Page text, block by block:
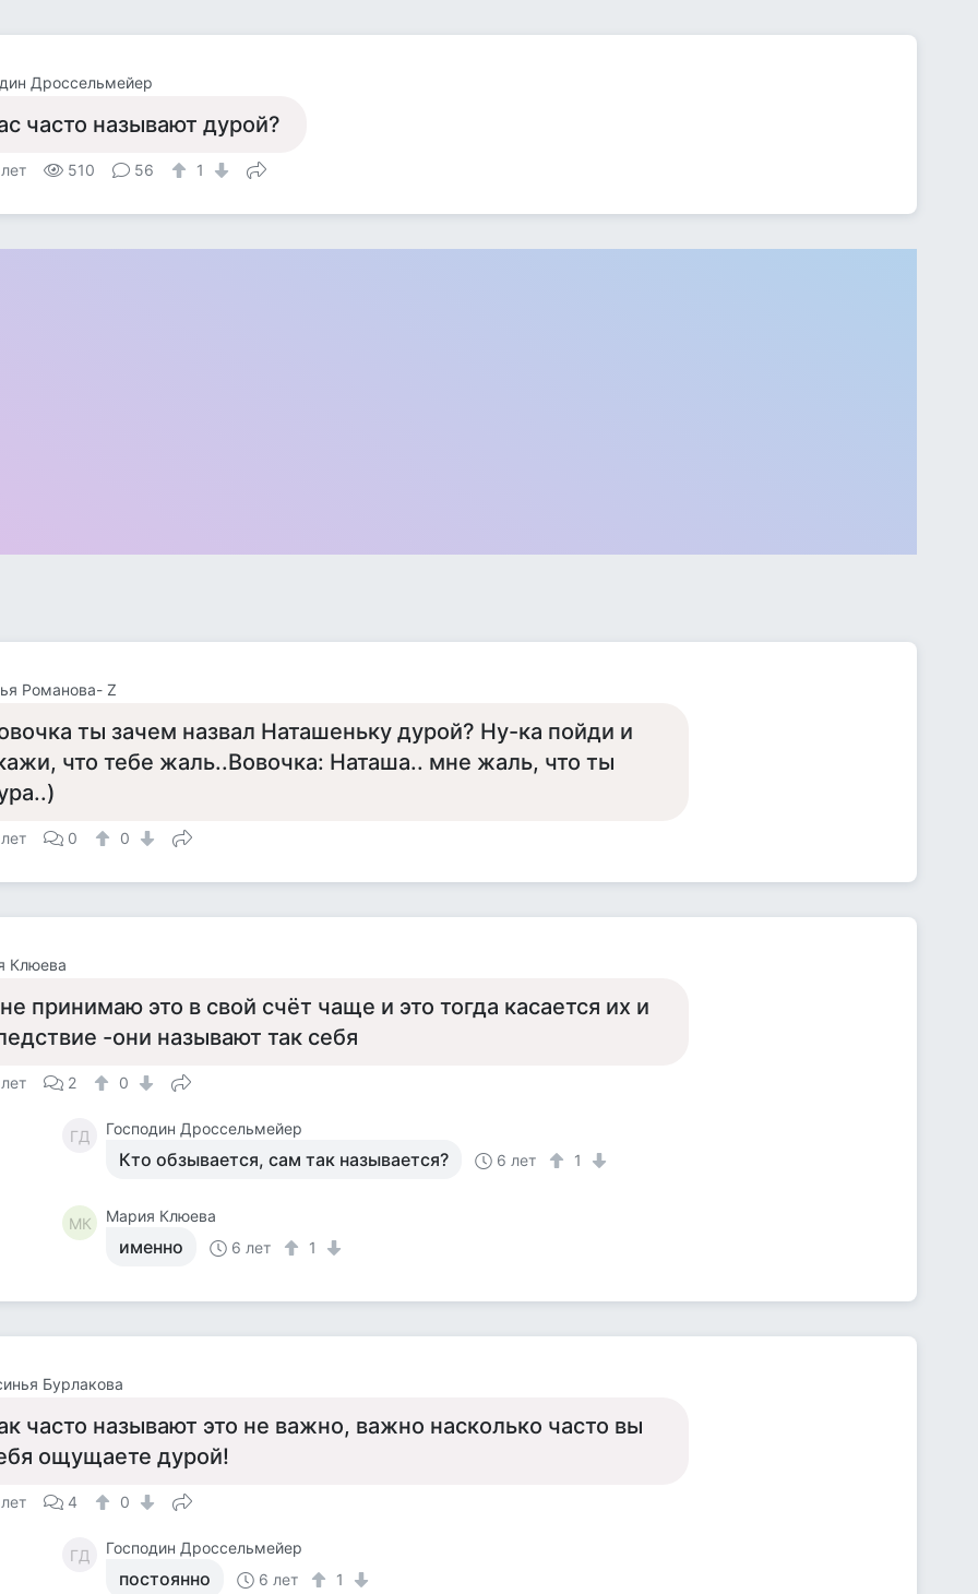
Дроссельмейер
часто называют дурой?
510 56 1
Романова- Z
ты зачем назвал Наташеньку дурой? Ну-ка пойди и
что тебе жаль..Вовочка: Наташа.. мне жаль, что ты
0 0
Клюева
принимаю это в свой счёт чаще и это тогда касается их и
-они называют так себя
2 0
ГД Господин Дроссельмейер
Кто обзывается, сам так называется? 6 лет 1
МК Мария Клюева
именно 6 лет 1
Бурлакова
часто называют это не важно, важно насколько часто вы
ощущаете дурой!
4 0
ГД Господин Дроссельмейер
постоянно 6 лет 1